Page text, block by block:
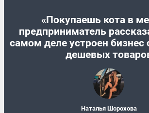
«Покупаешь кота в
предприниматель
самом деле устроен бизнес
дешевых
Наталья Шорохова